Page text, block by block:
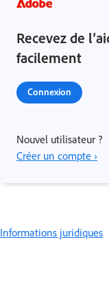
Recevez de
facilement
Connexion
Nouvel utilisateur ?
Créer un compte ›
Informations juridiques